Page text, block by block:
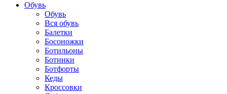
Обувь
Обувь
Вся обувь
Балетки
Босоножки
Ботильоны
Ботинки
Ботфорты
Кеды
Кроссовки